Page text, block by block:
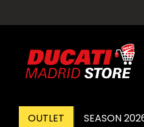
OUTLET SEASON